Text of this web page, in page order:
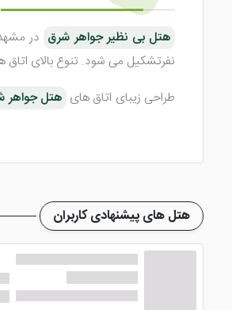
هتل بی نظیر جواهر شرق
نفرتشکیل می شود. تنوع بالای اتاق
طراحی زیبای اتاق های هتل جواهر
رستوران و کافی
هتل جواهر شرق در مشهد با
به صرف غذاهای لذیذ و فوق العاده
هتل های پیشنهادی کاربران